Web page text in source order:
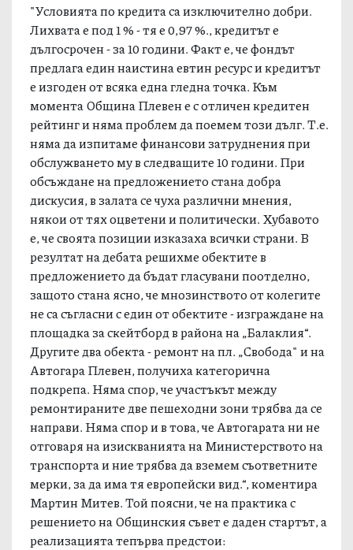
"Условията по кредита са изключително добри.
Лихвата е под 1 % - тя е 0,97 %., кредитът е
дългосрочен - за 10 години. Факт е, че фондът
предлага един наистина евтин ресурс и кредитът
е изгоден от всяка една гледна точка. Към
момента Община Плевен е с отличен кредитен
рейтинг и няма проблем да поемем този дълг. Т.е.
няма да изпитаме финансови затруднения при
обслужването му в следващите 10 години. При
обсъждане на предложението стана добра
дискусия, в залата се чуха различни мнения,
някои от тях оцветени и политически. Хубавото
е, че своята позиции изказаха всички страни. В
резултат на дебата решихме обектите в
предложението да бъдат гласувани поотделно,
защото стана ясно, че мнозинството от колегите
не са съгласни с един от обектите - изграждане на
площадка за скейтборд в района на „Балаклия“.
Другите два обекта - ремонт на пл. „Свобода" и на
Автогара Плевен, получиха категорична
подкрепа. Няма спор, че участъкът между
ремонтираните две пешеходни зони трябва да се
направи. Няма спор и в това, че Автогарата ни не
отговаря на изискванията на Министерството на
транспорта и ние трябва да вземем съответните
мерки, за да има тя европейски вид.“, коментира
Мартин Митев. Той поясни, че на практика с
решението на Общинския съвет е даден стартът, а
реализацията тепърва предстои: